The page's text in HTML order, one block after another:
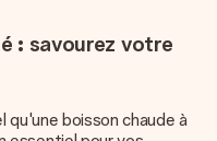
: savourez votre
boisson chaude à